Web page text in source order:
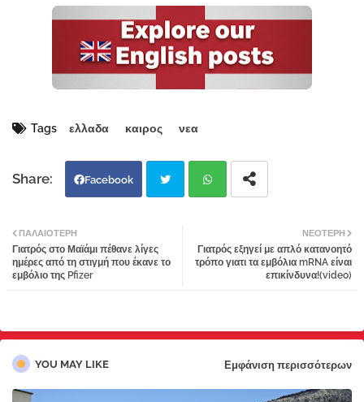
Tags ελλαδα καιρος νεα
Facebook
tter atsa
ΝΕΌΤΕΡΗ
Γιατρός εξηγεί με απλό κατανοητό
τρόπο γιατι τα εμβόλια mRNA είναι
επικίνδυνα!(video)
ΠΑΛΑΙΌΤΕΡΗ
Γιατρός στο Μαϊάμι πέθανε λίγες
ημέρες από τη στιγμή που έκανε το
εμβόλιο της Pfizer
YOU MAY LIKE Εμφάνιση περισσότερων